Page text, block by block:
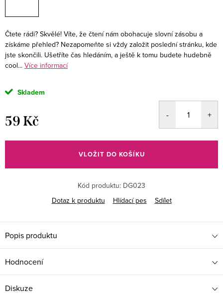
Čtete rádi? Skvělé! Víte, že čtení nám obohacuje slovní zásobu a
získáme přehled? Nezapomeňte si vždy založit poslední stránku, kde
jste skončili. Ušetříte čas hledáním, a ještě k tomu budete hudebně
cool... Více informací
Skladem
59 Kč
cena:
VLOŽIT DO KOŠÍKU
Kód produktu: DG023
Dotaz k produktu
Hlídací pes Sdílet
Popis produktu
Hodnocení
Diskuze